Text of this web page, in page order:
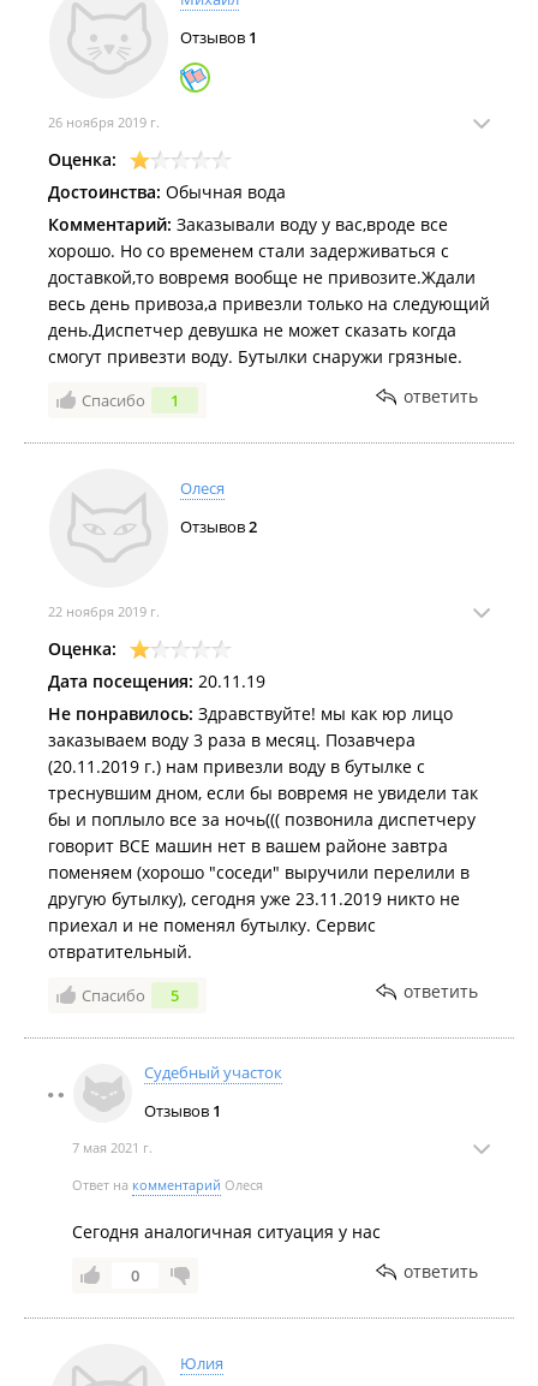
Отзывов 1
26 ноября 2019 г.
Оценка:
Достоинства: Обычная вода
Комментарий: Заказывали воду у вас,вроде все
хорошо. Но со временем стали задерживаться с
доставкой,то вовремя вообще не привозите.Ждали
весь день привоза,а привезли только на следующий
день.Диспетчер девушка не может сказать когда
смогут привезти воду. Бутылки снаружи грязные.
Спасибо 1 ответить
Олеся
Отзывов2
22 ноября 2019 г.
Оценка:
Дата посещения: 20.11.19
Не понравилось: Здравствуйте! мы как юр лицо
заказываем воду 3 раза в месяц. Позавчера
(20.11.2019 г.) нам привезли воду в бутылке с
треснувшим дном, если бы вовремя не увидели так
бы и поплыло все за ночь((( позвонила диспетчеру
говорит ВСЕ машин нет в вашем районе завтра
поменяем (хорошо "соседи" выручили перелили в
другую бутылку), сегодня уже 23.11.2019 никто не
приехал и не поменял бутылку. Сервис
отвратительный.
Спасибо 5 ответить
Судебный участок
Отзывов 1
7 мая 2021 г.
Ответ на комментарий Олеся
Сегодня аналогичная ситуация у нас
0 ответить
Юлия